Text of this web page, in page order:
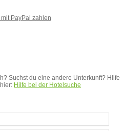
PayPal zahlen
Suchst du eine andere Unterkunft? Hilfe
Hilfe bei der Hotelsuche